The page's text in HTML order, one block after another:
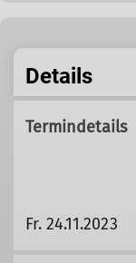
Details
Termindetails
Fr. 24.11.2023